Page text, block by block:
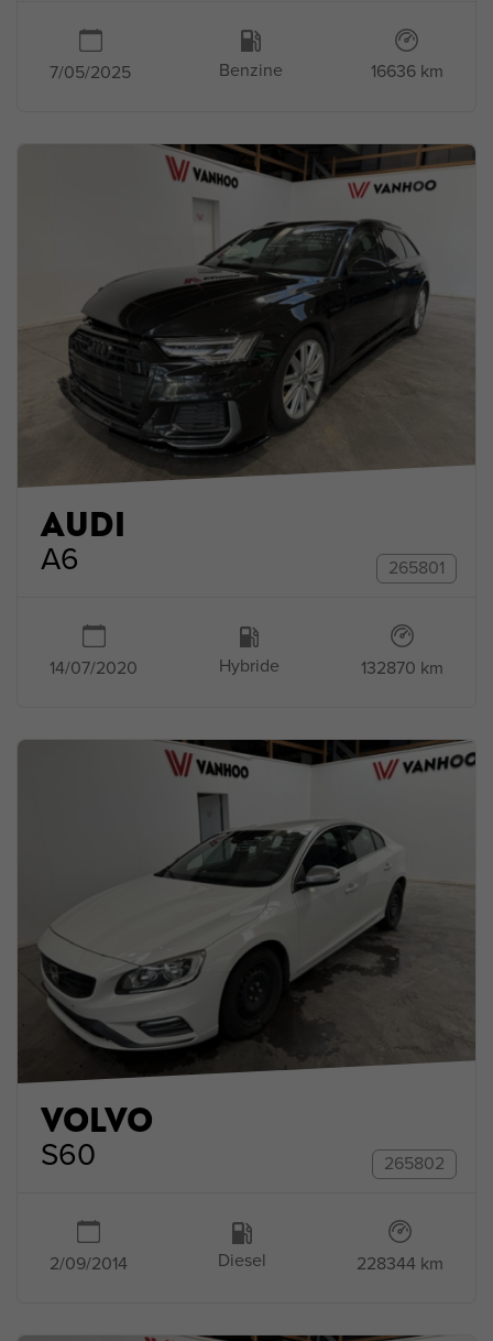
7/05/2025 Benzine 16636 km
AUDI
A6 265801
14/07/2020 Hybride 132870 km
VOLVO
S60 265802
2/09/2014 Diesel 228344 km